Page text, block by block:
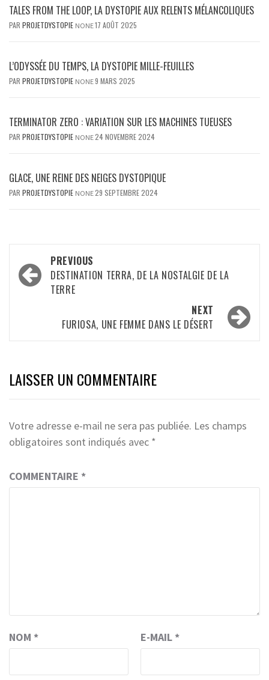
TALES FROM THE LOOP, LA DYSTOPIE AUX RELENTS MÉLANCOLIQUES
PAR PROJETDYSTOPIE NONE17 AOÛT 2025
L’ODYSSÉE DU TEMPS, LA DYSTOPIE MILLE-FEUILLES
PAR PROJETDYSTOPIE NONE9 MARS 2025
TERMINATOR ZERO : VARIATION SUR LES MACHINES TUEUSES
PAR PROJETDYSTOPIE NONE24 NOVEMBRE 2024
GLACE, UNE REINE DES NEIGES DYSTOPIQUE
PAR PROJETDYSTOPIE NONE29 SEPTEMBRE 2024
Post
navigation
PREVIOUS
DESTINATION TERRA, DE LA NOSTALGIE DE LA
TERRE
NEXT
FURIOSA, UNE FEMME DANS LE DÉSERT
LAISSER UN COMMENTAIRE
Votre adresse e-mail ne sera pas publiée. Les champs
obligatoires sont indiqués avec *
COMMENTAIRE *
NOM * E-MAIL *